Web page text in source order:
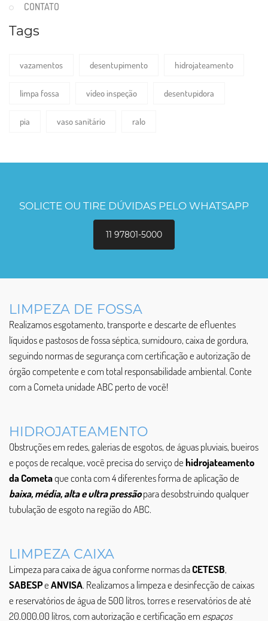
CONTATO
Tags
vazamentos desentupimento hidrojateamento
limpa fossa vídeo inspeção desentupidora
pia vaso sanitário ralo
SOLICTE OU TIRE DÚVIDAS PELO WHATSAPP
11 97801-5000
LIMPEZA DE FOSSA
Realizamos esgotamento, transporte e descarte de efluentes
líquidos e pastosos de fossa séptica, sumidouro, caixa de gordura,
seguindo normas de segurança com certificação e autorização de
órgão competente e com total responsabilidade ambiental. Conte
com a Cometa unidade ABC perto de você!
HIDROJATEAMENTO
Obstruções em redes, galerias de esgotos, de águas pluviais, bueiros
e poços de recalque, você precisa do serviço dehidrojateamento
da Cometaque conta com 4 diferentes forma de aplicação de
baixa, média, alta e ultra pressãopara desobstruindo qualquer
tubulação de esgoto na região do ABC.
LIMPEZA CAIXA
Limpeza para caixa de água conforme normas daCETESB,
SABESPeANVISA. Realizamos a limpeza e desinfecção de caixas
e reservatórios de água de 500 litros, torres e reservatórios de até
20.000.00 litros, com autorização e certificação emespaços